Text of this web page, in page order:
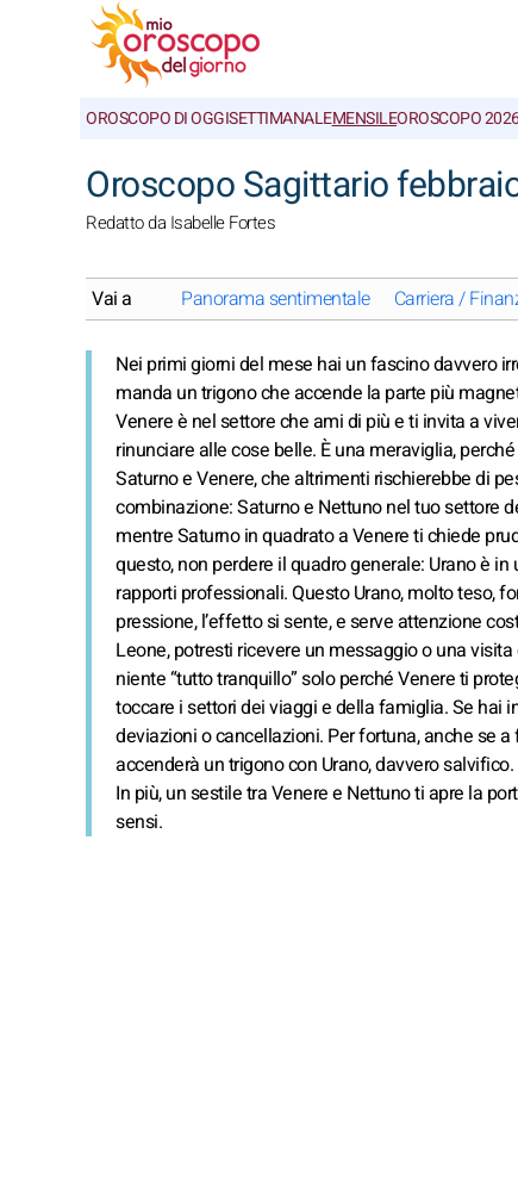
OROSCOPO DI OGGISETTIMANALEMENSILEOROSCOPO
Oroscopo Sagittario
Redatto da Isabelle Fortes
Vai a Panorama sentimentale Carriera /
Nei primi giorni del mese hai un fascino davvero
manda un trigono che accende la parte più
Venere è nel settore che ami di più e ti invita a
rinunciare alle cose belle. È una meraviglia,
Saturno e Venere, che altrimenti rischierebbe di
combinazione: Saturno e Nettuno nel tuo settore
mentre Saturno in quadrato a Venere ti chiede
questo, non perdere il quadro generale: Urano è
rapporti professionali. Questo Urano, molto teso,
pressione, l’effetto si sente, e serve attenzione
Leone, potresti ricevere un messaggio o una
niente “tutto tranquillo” solo perché Venere ti
toccare i settori dei viaggi e della famiglia. Se hai
deviazioni o cancellazioni. Per fortuna, anche se
accenderà un trigono con Urano, davvero
In più, un sestile tra Venere e Nettuno ti apre la
sensi.